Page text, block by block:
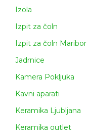
Izola
Izpit za čoln
Izpit za čoln Maribor
Jadrnice
Kamera Pokljuka
Kavni aparati
Keramika Ljubljana
Keramika outlet